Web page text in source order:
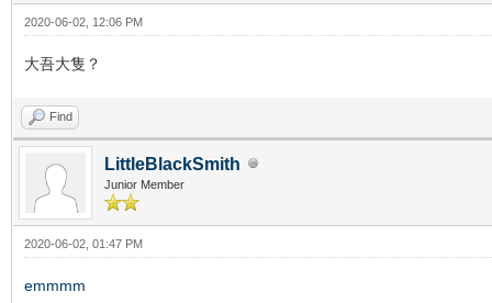
2020-06-02, 12:06 PM
大吾大隻？
Find
LittleBlackSmith
Junior Member
2020-06-02, 01:47 PM
emmmm